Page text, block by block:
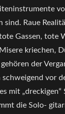
sind. Raue
Gassen, tote
kriechen,
der
schweigend vor
mit „dreckigen“
die Solo-